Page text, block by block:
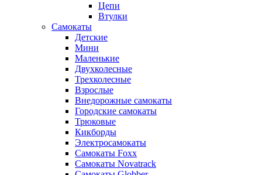
Цепи
Втулки
Самокаты
Детские
Мини
Маленькие
Двухколесные
Трехколесные
Взрослые
Внедорожные самокаты
Городские самокаты
Трюковые
Кикборды
Электросамокаты
Самокаты Foxx
Самокаты Novatrack